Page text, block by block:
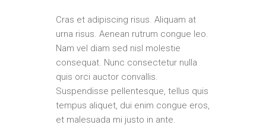
Cras et adipiscing risus. Aliquam at
urna risus. Aenean rutrum congue leo.
Nam vel diam sed nisl molestie
consequat. Nunc consectetur nulla
quis orci auctor convallis.
Suspendisse pellentesque, tellus quis
tempus aliquet, dui enim congue eros,
et malesuada mi justo in ante.